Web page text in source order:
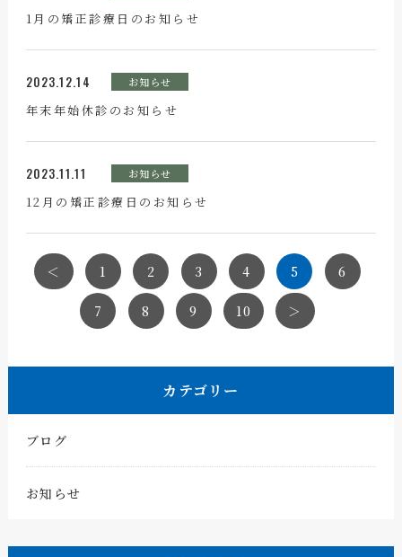
1月の矯正診療日のお知らせ
2023.12.14 お知らせ
年末年始休診のお知らせ
2023.11.11 お知らせ
12月の矯正診療日のお知らせ
＜ 1 2 3 4 5 6
7 8 9 10 ＞
カテゴリー
ブログ
お知らせ